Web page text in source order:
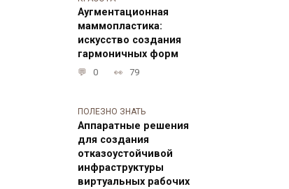
Аугментационная
маммопластика:
искусство создания
гармоничных форм
0 79
ПОЛЕЗНО ЗНАТЬ
Аппаратные решения
для создания
отказоустойчивой
инфраструктуры
виртуальных рабочих